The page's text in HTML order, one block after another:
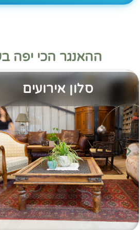
ההאנגר הכי יפה
סלון אירועים